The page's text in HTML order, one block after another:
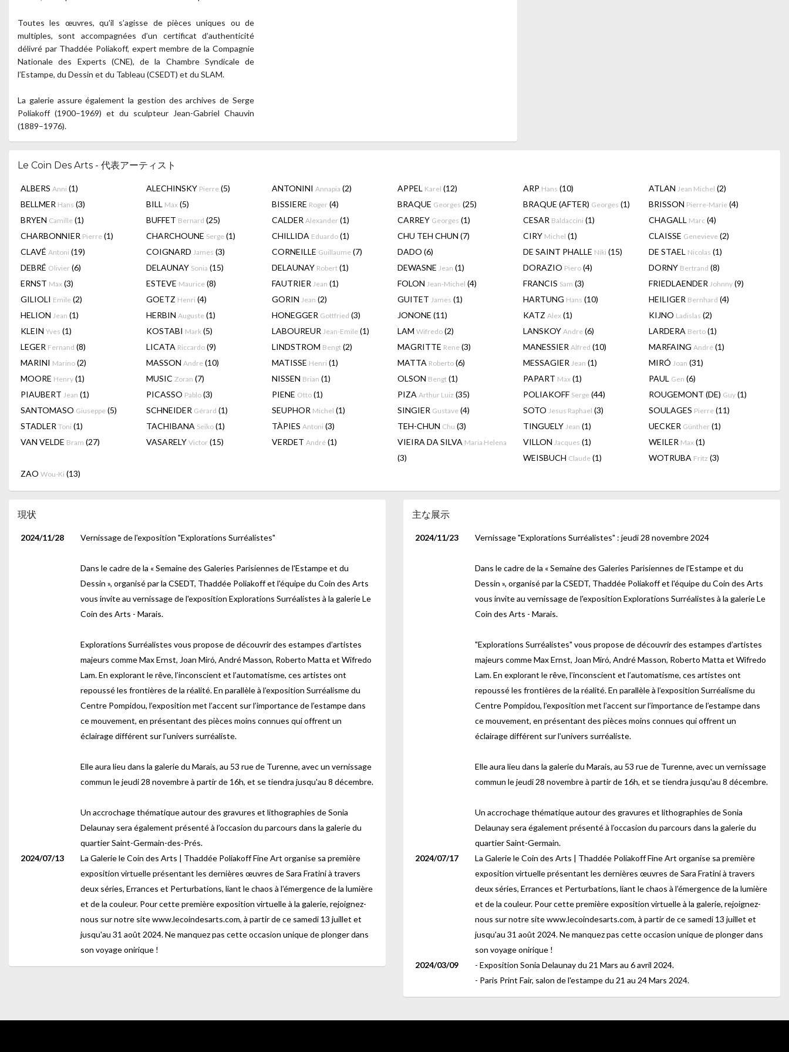
Toutes les œuvres, qu’il s’agisse de pièces uniques ou de
multiples, sont accompagnées d’un certificat d’authenticité
délivré par Thaddée Poliakoff, expert membre de la Compagnie
Nationale des Experts (CNE), de la Chambre Syndicale de
l’Estampe, du Dessin et du Tableau (CSEDT) et du SLAM.
La galerie assure également la gestion des archives de Serge
Poliakoff (1900–1969) et du sculpteur Jean-Gabriel Chauvin
(1889–1976).
Le Coin Des Arts - 代表アーティスト
ALBERS Anni (1) ALECHINSKY Pierre (5) ANTONINI Annapia (2) APPEL Karel (12) ARP Hans (10) ATLAN Jean Michel (2)
BELLMER Hans (3) BILL Max (5) BISSIERE Roger (4) BRAQUE Georges (25) BRAQUE (AFTER) Georges (1) BRISSON Pierre-Marie (4)
BRYEN Camille (1) BUFFET Bernard (25) CALDER Alexander (1) CARREY Georges (1) CESAR Baldaccini (1) CHAGALL Marc (4)
CHARBONNIER Pierre (1) CHARCHOUNE Serge (1) CHILLIDA Eduardo (1) CHU TEH CHUN (7) CIRY Michel (1) CLAISSE Genevieve (2)
CLAVÉ Antoni (19) COIGNARD James (3) CORNEILLE Guillaume (7) DADO (6) DE SAINT PHALLE Niki (15) DE STAEL Nicolas (1)
DEBRÉ Olivier (6) DELAUNAY Sonia (15) DELAUNAY Robert (1) DEWASNE Jean (1) DORAZIO Piero (4) DORNY Bertrand (8)
ERNST Max (3) ESTEVE Maurice (8) FAUTRIER Jean (1) FOLON Jean-Michel (4) FRANCIS Sam (3) FRIEDLAENDER Johnny (9)
GILIOLI Emile (2) GOETZ Henri (4) GORIN Jean (2) GUITET James (1) HARTUNG Hans (10) HEILIGER Bernhard (4)
HELION Jean (1) HERBIN Auguste (1) HONEGGER Gottfried (3) JONONE (11) KATZ Alex (1) KIJNO Ladislas (2)
KLEIN Yves (1) KOSTABI Mark (5) LABOUREUR Jean-Emile (1) LAM Wifredo (2) LANSKOY Andre (6) LARDERA Berto (1)
LEGER Fernand (8) LICATA Riccardo (9) LINDSTROM Bengt (2) MAGRITTE Rene (3) MANESSIER Alfred (10) MARFAING André (1)
MARINI Marino (2) MASSON Andre (10) MATISSE Henri (1) MATTA Roberto (6) MESSAGIER Jean (1) MIRÓ Joan (31)
MOORE Henry (1) MUSIC Zoran (7) NISSEN Brian (1) OLSON Bengt (1) PAPART Max (1) PAUL Gen (6)
PIAUBERT Jean (1) PICASSO Pablo (3) PIENE Otto (1) PIZA Arthur Luiz (35) POLIAKOFF Serge (44) ROUGEMONT (DE) Guy (1)
SANTOMASO Giuseppe (5) SCHNEIDER Gérard (1) SEUPHOR Michel (1) SINGIER Gustave (4) SOTO Jesus Raphael (3) SOULAGES Pierre (11)
STADLER Toni (1) TACHIBANA Seiko (1) TÀPIES Antoni (3) TEH-CHUN Chu (3) TINGUELY Jean (1) UECKER Günther (1)
VAN VELDE Bram (27) VASARELY Victor (15) VERDET André (1) VIEIRA DA SILVA Maria Helena
(3)
VILLON Jacques (1) WEILER Max (1)
WEISBUCH Claude (1) WOTRUBA Fritz (3)
ZAO Wou-Ki (13)
現状
2024/11/28 Vernissage de l'exposition "Explorations Surréalistes"
Dans le cadre de la « Semaine des Galeries Parisiennes de l'Estampe et du
Dessin », organisé par la CSEDT, Thaddée Poliakoff et l'équipe du Coin des Arts
vous invite au vernissage de l'exposition Explorations Surréalistes à la galerie Le
Coin des Arts - Marais.
Explorations Surréalistes vous propose de découvrir des estampes d’artistes
majeurs comme Max Ernst, Joan Miró, André Masson, Roberto Matta et Wifredo
Lam. En explorant le rêve, l’inconscient et l’automatisme, ces artistes ont
repoussé les frontières de la réalité. En parallèle à l’exposition Surréalisme du
Centre Pompidou, l’exposition met l’accent sur l’importance de l’estampe dans
ce mouvement, en présentant des pièces moins connues qui offrent un
éclairage différent sur l’univers surréaliste.
Elle aura lieu dans la galerie du Marais, au 53 rue de Turenne, avec un vernissage
commun le jeudi 28 novembre à partir de 16h, et se tiendra jusqu'au 8 décembre.
Un accrochage thématique autour des gravures et lithographies de Sonia
Delaunay sera également présenté à l’occasion du parcours dans la galerie du
quartier Saint-Germain-des-Prés.
2024/07/13
La Galerie le Coin des Arts | Thaddée Poliakoff Fine Art organise sa première
exposition virtuelle présentant les dernières œuvres de Sara Fratini à travers
deux séries, Errances et Perturbations, liant le chaos à l’émergence de la lumière
et de la couleur. Pour cette première exposition virtuelle à la galerie, rejoignez-
nous sur notre site www.lecoindesarts.com, à partir de ce samedi 13 juillet et
jusqu'au 31 août 2024. Ne manquez pas cette occasion unique de plonger dans
son voyage onirique !
主な展示
2024/11/23 Vernissage "Explorations Surréalistes" : jeudi 28 novembre 2024
Dans le cadre de la « Semaine des Galeries Parisiennes de l'Estampe et du
Dessin », organisé par la CSEDT, Thaddée Poliakoff et l'équipe du Coin des Arts
vous invite au vernissage de l'exposition Explorations Surréalistes à la galerie Le
Coin des Arts - Marais.
"Explorations Surréalistes" vous propose de découvrir des estampes d’artistes
majeurs comme Max Ernst, Joan Miró, André Masson, Roberto Matta et Wifredo
Lam. En explorant le rêve, l’inconscient et l’automatisme, ces artistes ont
repoussé les frontières de la réalité. En parallèle à l’exposition Surréalisme du
Centre Pompidou, l’exposition met l’accent sur l’importance de l’estampe dans
ce mouvement, en présentant des pièces moins connues qui offrent un
éclairage différent sur l’univers surréaliste.
Elle aura lieu dans la galerie du Marais, au 53 rue de Turenne, avec un vernissage
commun le jeudi 28 novembre à partir de 16h, et se tiendra jusqu'au 8 décembre.
Un accrochage thématique autour des gravures et lithographies de Sonia
Delaunay sera également présenté à l’occasion du parcours dans la galerie du
quartier Saint-Germain.
2024/07/17
La Galerie le Coin des Arts | Thaddée Poliakoff Fine Art organise sa première
exposition virtuelle présentant les dernières œuvres de Sara Fratini à travers
deux séries, Errances et Perturbations, liant le chaos à l’émergence de la lumière
et de la couleur. Pour cette première exposition virtuelle à la galerie, rejoignez-
nous sur notre site www.lecoindesarts.com, à partir de ce samedi 13 juillet et
jusqu'au 31 août 2024. Ne manquez pas cette occasion unique de plonger dans
son voyage onirique !
2024/03/09
- Exposition Sonia Delaunay du 21 Mars au 6 avril 2024.
- Paris Print Fair, salon de l'estampe du 21 au 24 Mars 2024.